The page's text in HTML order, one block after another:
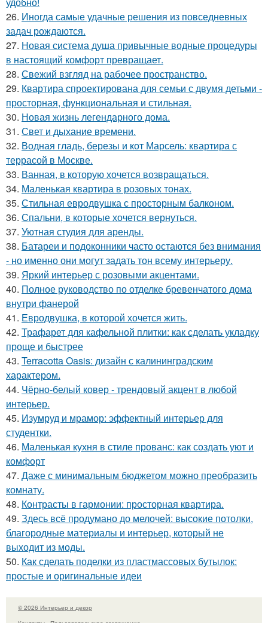
26. Иногда самые удачные решения из повседневных
задач рождаются.
27. Новая система душа привычные водные процедуры
в настоящий комфорт превращает.
28. Свежий взгляд на рабочее пространство.
29. Квартира спроектирована для семьи с двумя детьми -
просторная, функциональная и стильная.
30. Новая жизнь легендарного дома.
31. Свет и дыхание времени.
32. Водная гладь, березы и кот Марсель: квартира с
террасой в Москве.
33. Ванная, в которую хочется возвращаться.
34. Маленькая квартира в розовых тонах.
35. Стильная евродвушка с просторным балконом.
36. Спальни, в которые хочется вернуться.
37. Уютная студия для аренды.
38. Батареи и подоконники часто остаются без внимания
- но именно они могут задать тон всему интерьеру.
39. Яркий интерьер с розовыми акцентами.
40. Полное руководство по отделке бревенчатого дома
внутри фанерой
41. Евродвушка, в которой хочется жить.
42. Трафарет для кафельной плитки: как сделать укладку
проще и быстрее
43. Terracotta Oasis: дизайн с калининградским
характером.
44. Чёрно-белый ковер - трендовый акцент в любой
интерьер.
45. Изумруд и мрамор: эффектный интерьер для
студентки.
46. Маленькая кухня в стиле прованс: как создать уют и
комфорт
47. Даже с минимальным бюджетом можно преобразить
комнату.
48. Контрасты в гармонии: просторная квартира.
49. Здесь всё продумано до мелочей: высокие потолки,
благородные материалы и интерьер, который не
выходит из моды.
50. Как сделать поделки из пластмассовых бутылок:
простые и оригинальные идеи
© 2026 Интерьер и декор